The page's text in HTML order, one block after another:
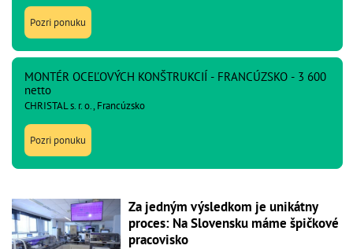
Pozri ponuku
MONTÉR OCEĽOVÝCH KONŠTRUKCIÍ - FRANCÚZSKO - 3 600
netto
CHRISTAL s. r. o., Francúzsko
Pozri ponuku
Za jedným výsledkom je unikátny
proces: Na Slovensku máme špičkové
pracovisko